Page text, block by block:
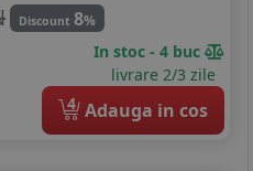
Discount 8%
In stoc - 4 buc
livrare 2/3 zile
4 Adauga in cos